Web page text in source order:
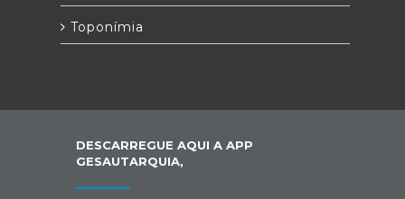
Toponímia
DESCARREGUE AQUI A APP
GESAUTARQUIA,